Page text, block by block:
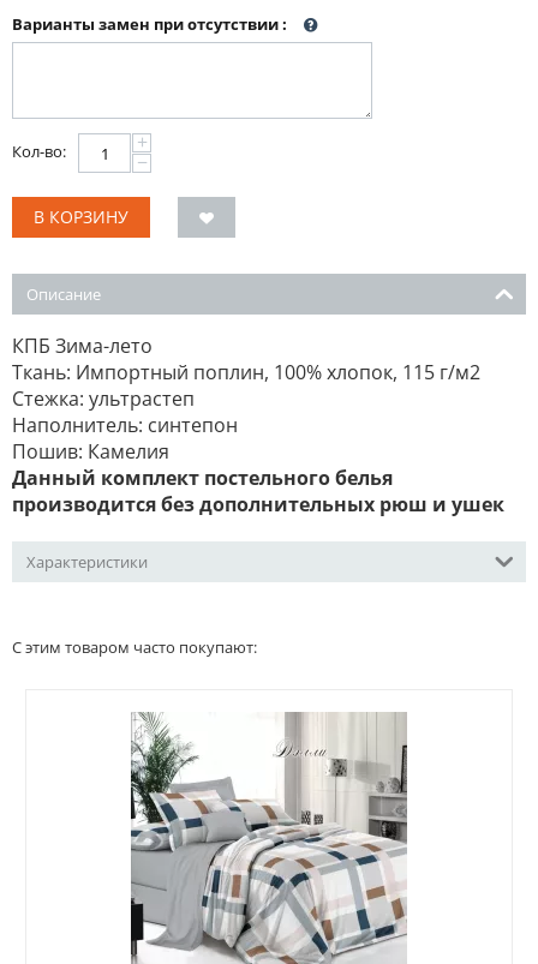
Варианты замен при отсутствии:
Кол-во: +
−
В КОРЗИНУ
Описание
КПБ Зима-лето
Ткань: Импортный поплин, 100% хлопок, 115 г/м2
Стежка: ультрастеп
Наполнитель: синтепон
Пошив: Камелия
Данный комплект постельного белья
производится без дополнительных рюш и ушек
Характеристики
С этим товаром часто покупают: